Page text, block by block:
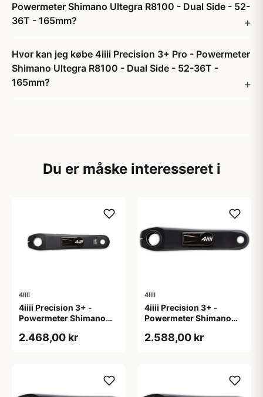
Powermeter Shimano Ultegra R8100 - Dual Side - 52-
36T - 165mm?
Hvor kan jeg købe 4iiii Precision 3+ Pro - Powermeter
Shimano Ultegra R8100 - Dual Side - 52-36T -
165mm?
Du er måske interesseret i
4IIII
4iiii Precision 3+ -
Powermeter Shimano
- 172,5mm
2.468,00 kr
4IIII
4iiii Precision 3+ -
Powermeter Shimano
- 165mm
2.588,00 kr